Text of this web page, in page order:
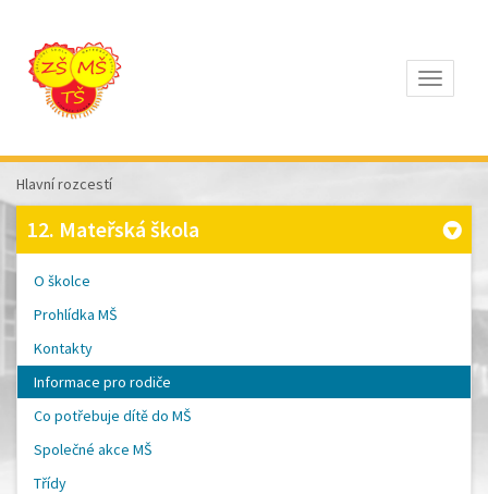
ZÁKLADNÍ
ŠKOLA
TOMÁŠE
ŠOBRA
A
M ATEŘSKÁ
PÍSEK
Hlavní rozcestí
12. Mateřská škola
O školce
Prohlídka MŠ
Kontakty
Informace pro rodiče
Co potřebuje dítě do MŠ
Společné akce MŠ
Třídy